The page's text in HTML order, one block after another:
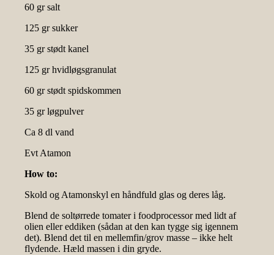
60 gr salt
125 gr sukker
35 gr stødt kanel
125 gr hvidløgsgranulat
60 gr stødt spidskommen
35 gr løgpulver
Ca 8 dl vand
Evt Atamon
How to:
Skold og Atamonskyl en håndfuld glas og deres låg.
Blend de soltørrede tomater i foodprocessor med lidt af
olien eller eddiken (sådan at den kan tygge sig igennem
det). Blend det til en mellemfin/grov masse – ikke helt
flydende. Hæld massen i din gryde.